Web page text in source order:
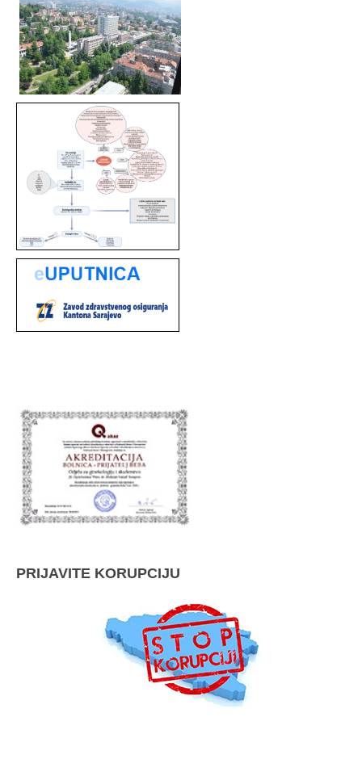
PRIJAVITE KORUPCIJU